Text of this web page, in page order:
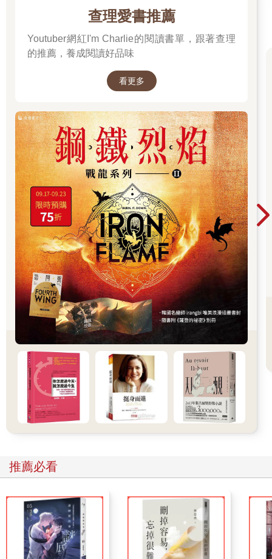
「說他做了各種殺人的夢。」
「還說咬了自己殺的人，嘴裡充滿鐵鏽味。」
「新宿斷肢殺人案的凶手，不是也吃掉了被害人的一部分嗎？」
「不僅如此，模仿犯也做了相同的事吧？」
我也知道她接下來想說什麼，但我不願讓曾經是伙伴的阿幸再一
正想回「阿幸才不會這麼做」時，月下部先生已經冷靜地說：
「怎麼可能，妳想太多了吧。」
輕鬆的語氣打破了群組裡的緊張氣氛。
「這次的連續殺人案本來就是非常獵奇、又容易撼動人心的事件
吧？
「再說了，新聞和八卦節目這幾天一直反覆拿十幾年前的命案來
做比較。
「在那種疲勞轟炸之下，才會讓我們三個人把發生的連續殺人案
跟模仿犯畫上等號。
「聽到這裡，妳明白我想說什麼吧？」
日向姐立刻回覆。
「……你是說，他之所以做那種夢，是因為每天被新聞影響
嗎？」
大概是身為年長者的自尊心，不允許自己被月下部先生摸頭吧。
光看文字就能想像她使性子的語氣，真不可思議。
月下部先生顯然沒把鬧脾氣的日向姐放在心上，立刻回了一句：
「我就是這個意思！」後面還附上一張有著OK的小熊貼圖。
「再說了，宮部姐也知道阿幸的腦子裡都是肌肉吧。
「要是真的犯下連續殺人那麼大的案子，不可能還逍遙法外吧？
「警察可沒有這麼蠢喔。」
月下部先生說得沒錯。在群組裡聊了這麼久，我們都很清楚阿幸
的性格。單純又老實，成績雖然不太好，但花在拳擊上的熱情是
別人的好幾倍。更重要的是，重情重義的他絕不可能做出這種事
情來。
「阿幸不可能變成殺人凶手。」
查理愛書推薦
Youtuber網紅I'm Charlie的閱讀書單，跟著查理
的推薦，養成閱讀好品味
看更多
推薦必看